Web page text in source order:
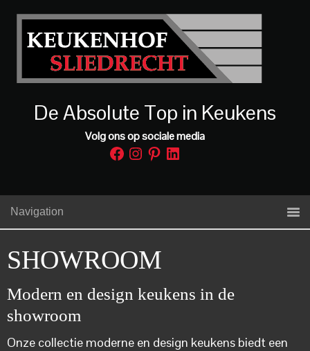
De Absolute Top in Keukens
Volg ons op sociale media
Facebook
Instagram
PinterestLinkedIn
Navigation
SHOWROOM
Modern en design keukens in de
showroom
Onze collectie moderne en design keukens biedt een